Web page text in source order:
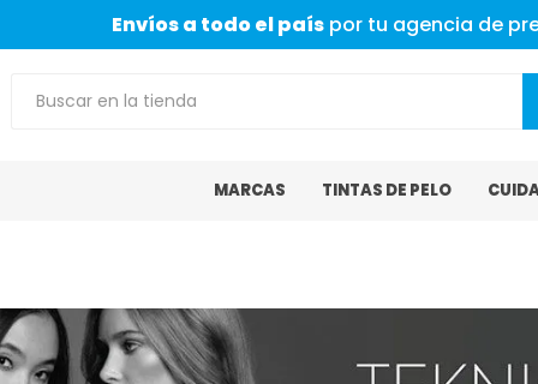
Envíos a todo el país por tu agencia de
MARCAS TINTAS DE PELO